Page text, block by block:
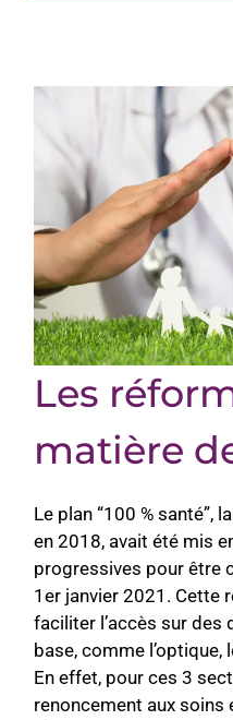
Les
matière
Le plan “100 % santé”,
en 2018, avait été mis
progressives pour être
1er janvier 2021. Cette
faciliter l’accès sur des
base, comme l’optique,
En effet, pour ces 3
renoncement aux soins